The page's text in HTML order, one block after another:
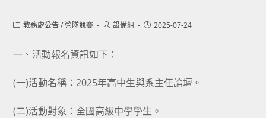
Post教務處公告 / 營隊競賽
Post設備組
Post2025-07-24
一、活動報名資訊如下：
(一)活動名稱：2025年高中生與系主任論壇。
(二)活動對象：全國高級中學學生。